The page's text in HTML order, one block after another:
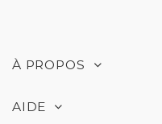
À PROPOS
AIDE